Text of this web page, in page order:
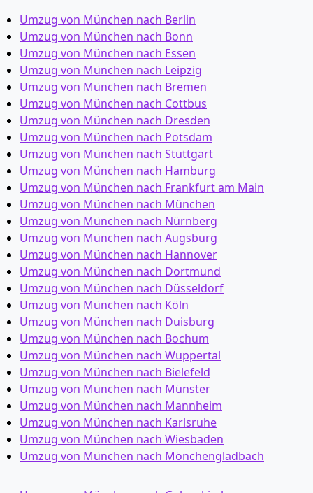
Umzug von München nach Berlin
Umzug von München nach Bonn
Umzug von München nach Essen
Umzug von München nach Leipzig
Umzug von München nach Bremen
Umzug von München nach Cottbus
Umzug von München nach Dresden
Umzug von München nach Potsdam
Umzug von München nach Stuttgart
Umzug von München nach Hamburg
Umzug von München nach Frankfurt am Main
Umzug von München nach München
Umzug von München nach Nürnberg
Umzug von München nach Augsburg
Umzug von München nach Hannover
Umzug von München nach Dortmund
Umzug von München nach Düsseldorf
Umzug von München nach Köln
Umzug von München nach Duisburg
Umzug von München nach Bochum
Umzug von München nach Wuppertal
Umzug von München nach Bielefeld
Umzug von München nach Münster
Umzug von München nach Mannheim
Umzug von München nach Karlsruhe
Umzug von München nach Wiesbaden
Umzug von München nach Mönchen­gladbach